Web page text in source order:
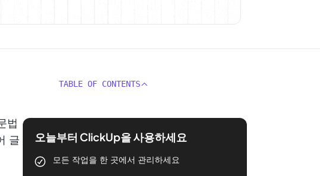
법
글
TABLE OF CONTENTS
오늘부터 ClickUp을 사용하세요
모든 작업을 한 곳에서 관리하세요